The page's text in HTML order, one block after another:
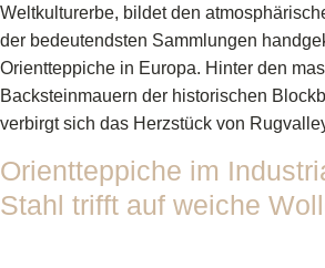
Weltkulturerbe, bildet den
der bedeutendsten Sammlungen
Orientteppiche in Europa. Hinter den
Backsteinmauern der historischen
verbirgt sich das Herzstück von
Orientteppiche im
Stahl trifft auf weiche